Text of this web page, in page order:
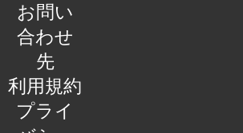
お問い
合わせ
先
利用規約
プライ